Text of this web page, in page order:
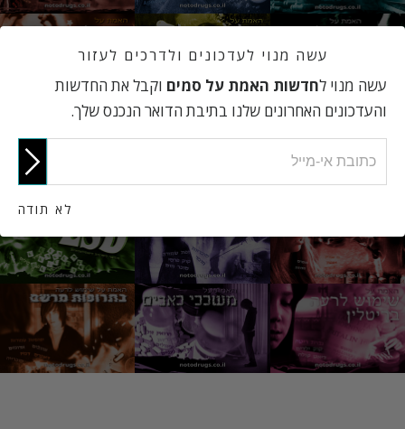
עשה מנוי לעדכונים ולדרכים לעזור
עשה מנוי לחדשות האמת על סמים וקבל את החדשות
והעדכונים האחרונים שלנו בתיבת הדואר הנכנס שלך.
לא תודה